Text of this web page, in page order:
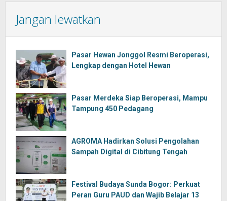
Jangan lewatkan
Pasar Hewan Jonggol Resmi Beroperasi,
Lengkap dengan Hotel Hewan
Pasar Merdeka Siap Beroperasi, Mampu
Tampung 450 Pedagang
AGROMA Hadirkan Solusi Pengolahan
Sampah Digital di Cibitung Tengah
Festival Budaya Sunda Bogor: Perkuat
Peran Guru PAUD dan Wajib Belajar 13